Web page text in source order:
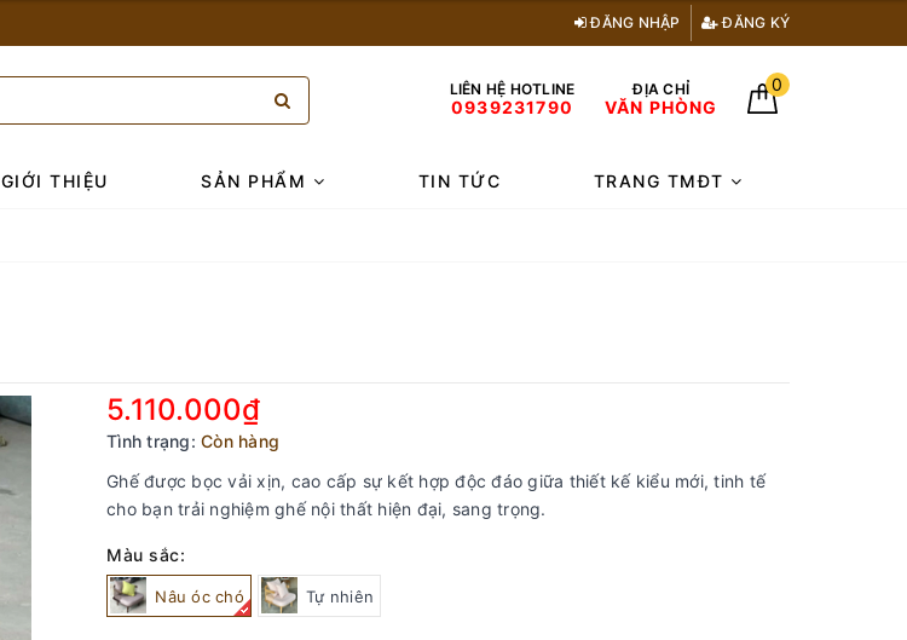
ĐĂNG NHẬP ĐĂNG KÝ
LIÊN HỆ HOTLINE
0939231790
ĐỊA CHỈ
VĂN PHÒNG
0
GIỚI THIỆU SẢN PHẨM TIN TỨC TRANG TMĐT
5.110.000₫
Tình trạng: Còn hàng
Ghế được bọc vải xịn, cao cấp sự kết hợp độc đáo giữa thiết kế kiểu mới, tinh tế
cho bạn trải nghiệm ghế nội thất hiện đại, sang trọng.
Màu sắc:
Nâu óc chó Tự nhiên